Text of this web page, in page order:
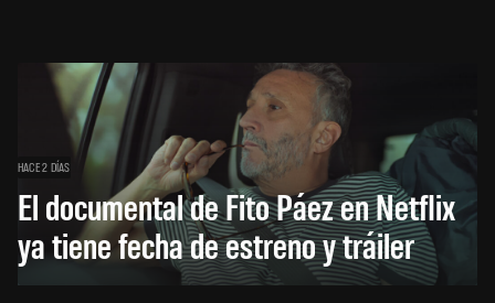
HACE 2 DÍAS
El documental de Fito Páez en Netflix
ya tiene fecha de estreno y tráiler